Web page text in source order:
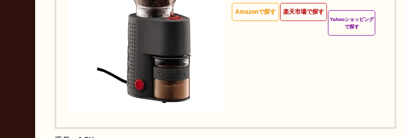
Amazonで探す 楽天市場で探す
Yahooショッピング
で探す